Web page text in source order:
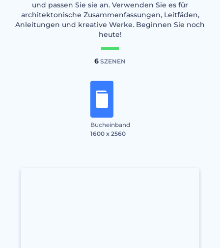
und passen Sie sie an. Verwenden Sie es für
architektonische Zusammenfassungen, Leitfäden,
Anleitungen und kreative Werke. Beginnen Sie noch
heute!
6 SZENEN
Bucheinband
1600 x 2560